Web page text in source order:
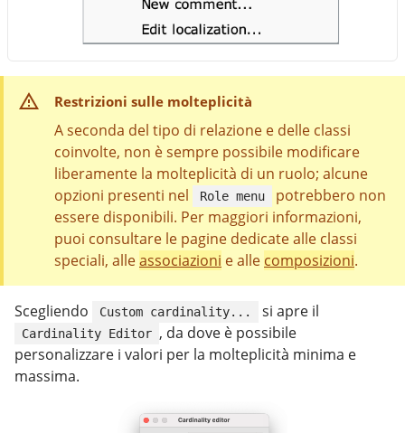
Restrizioni sulle molteplicità
A seconda del tipo di relazione e delle classi
coinvolte, non è sempre possibile modificare
liberamente la molteplicità di un ruolo; alcune
opzioni presenti nel
Role menu
potrebbero non
essere disponibili. Per maggiori informazioni,
puoi consultare le pagine dedicate alle classi
speciali, alleassociazioni e alle composizioni.
Scegliendo Custom cardinality... si apre il
Cardinality Editor , da dove è possibile
personalizzare i valori per la molteplicità minima e
massima.